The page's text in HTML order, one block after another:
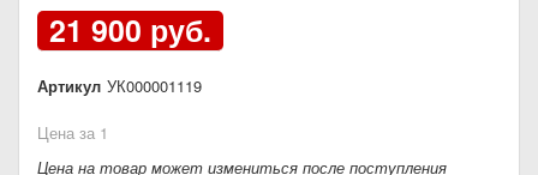
21 900 руб.
Артикул УК000001119
Цена за 1
Цена на товар может измениться после поступления